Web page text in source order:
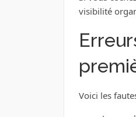
visibilité
Voici les